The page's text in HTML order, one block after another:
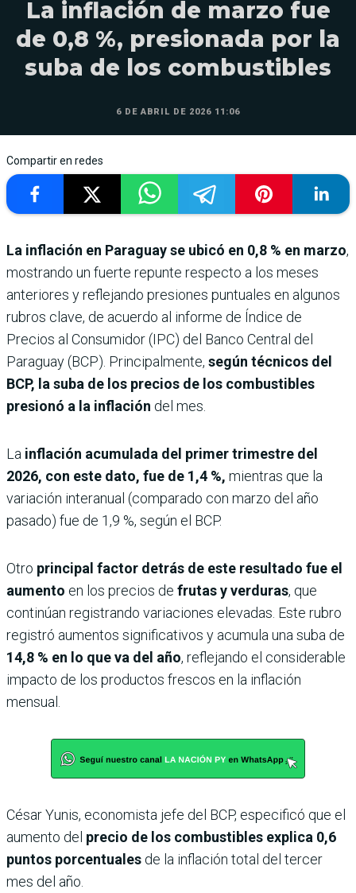
La inflación de marzo fue
de 0,8 %, presionada por la
suba de los combustibles
6 DE ABRIL DE 2026 11:06
Compartir en redes
La inflación en Paraguay se ubicó en 0,8 % en marzo,
mostrando un fuerte repunte respecto a los meses
anteriores y reflejando presiones puntuales en algunos
rubros clave, de acuerdo al informe de Índice de
Precios al Consumidor (IPC) del Banco Central del
Paraguay (BCP). Principalmente, según técnicos del
BCP, la suba de los precios de los combustibles
presionó a la inflación del mes.
La inflación acumulada del primer trimestre del
2026, con este dato, fue de 1,4 %, mientras que la
variación interanual (comparado con marzo del año
pasado) fue de 1,9 %, según el BCP.
Otro principal factor detrás de este resultado fue el
aumento en los precios de frutas y verduras, que
continúan registrando variaciones elevadas. Este rubro
registró aumentos significativos y acumula una suba de
14,8 % en lo que va del año, reflejando el considerable
impacto de los productos frescos en la inflación
mensual.
César Yunis, economista jefe del BCP, especificó que el
aumento del precio de los combustibles explica 0,6
puntos porcentuales de la inflación total del tercer
mes del año.